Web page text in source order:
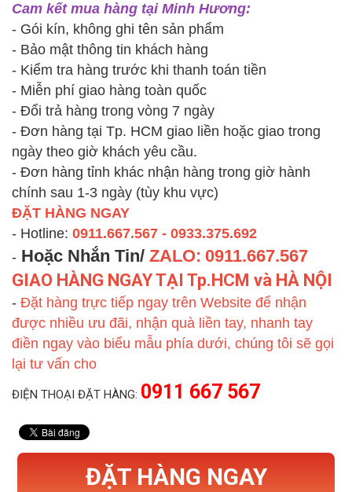
Cam kết mua hàng tại Minh Hương:
- Gói kín, không ghi tên sản phẩm
- Bảo mật thông tin khách hàng
- Kiểm tra hàng trước khi thanh toán tiền
- Miễn phí giao hàng toàn quốc
- Đổi trả hàng trong vòng 7 ngày
- Đơn hàng tại Tp. HCM giao liền hoặc giao trong
ngày theo giờ khách yêu cầu.
- Đơn hàng tỉnh khác nhận hàng trong giờ hành
chính sau 1-3 ngày (tùy khu vực)
ĐẶT HÀNG NGAY
- Hotline: 0911.667.567 - 0933.375.692
- Hoặc Nhắn Tin/ ZALO: 0911.667.567
GIAO HÀNG NGAY TẠI Tp.HCM và HÀ NỘI
- Đặt hàng trực tiếp ngay trên Website để nhận
được nhiều ưu đãi, nhận quà liền tay, nhanh tay
điền ngay vào biểu mẫu phía dưới, chúng tôi sẽ gọi
lại tư vấn cho
ĐIỆN THOẠI ĐẶT HÀNG: 0911 667 567
ĐẶT HÀNG NGAY